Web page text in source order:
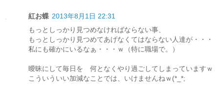
紅お蝶 2013年8月1日 22:31
もっとしっかり見つめなければならない事、
もっとしっかり見つめてあげなくてはならない人達が・・・
私にも確かにいるなぁ・・・ｗ（特に職場で。）
曖昧にして毎日を 何となくやり過ごしてしまっていますｗ
こういういい加減なことでは、いけませんねｗ(*_*;